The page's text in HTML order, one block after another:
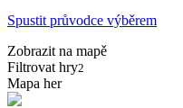
Spustit průvodce výběrem
Zobrazit na mapě
Filtrovat hry2
Mapa her